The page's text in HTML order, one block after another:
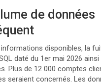
de données
disponibles, la
daté du 1er mai 2026
Plus de 12 000 comptes
seraient concernés. Les